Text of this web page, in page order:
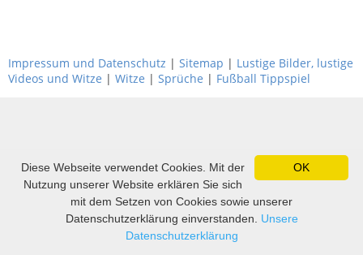
Impressum und Datenschutz | Sitemap | Lustige Bilder, lustige
Videos und Witze | Witze | Sprüche | Fußball Tippspiel
OK
Diese Webseite verwendet Cookies. Mit der
Nutzung unserer Website erklären Sie sich
mit dem Setzen von Cookies sowie unserer
Datenschutzerklärung einverstanden. Unsere
Datenschutzerklärung